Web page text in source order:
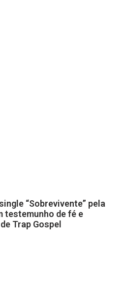
“Sobrevivente” pela
testemunho de fé e
Trap Gospel